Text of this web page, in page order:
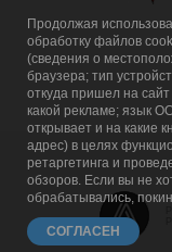
Продолжая
обработку файлов
(сведения о
браузера; тип
откуда пришел на сайт
какой рекламе; язык
открывает и на какие
адрес) в целях
ретаргетинга и
обзоров. Если вы не
обрабатывались,
СОГЛАСЕН